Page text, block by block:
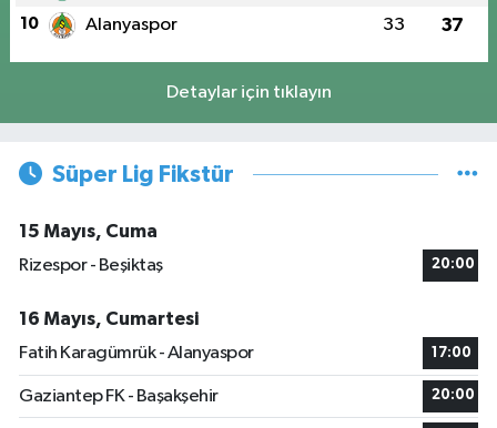
10 Alanyaspor 33 37
Detaylar için tıklayın
Süper Lig Fikstür
15 Mayıs, Cuma
Rizespor - Beşiktaş
20:00
16 Mayıs, Cumartesi
Fatih Karagümrük - Alanyaspor
17:00
Gaziantep FK - Başakşehir 20:00